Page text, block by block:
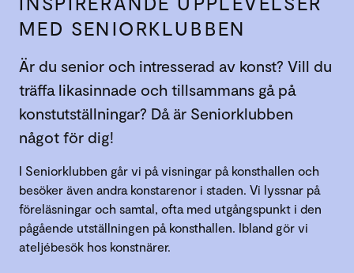
MED SENIORKLUBBEN
Är du senior och intresserad av konst? Vill du
träffa likasinnade och tillsammans gå på
konstutställningar? Då är Seniorklubben
något för dig!
I Seniorklubben går vi på visningar på konsthallen och
besöker även andra konstarenor i staden. Vi lyssnar på
föreläsningar och samtal, ofta med utgångspunkt i den
pågående utställningen på konsthallen. Ibland gör vi
ateljébesök hos konstnärer.